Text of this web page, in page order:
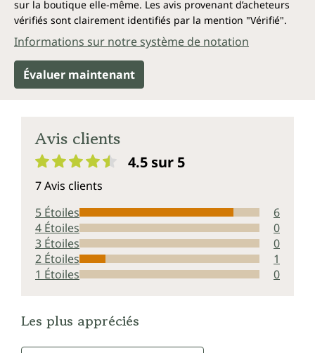
sur la boutique elle-même. Les avis provenant d’acheteurs
vérifiés sont clairement identifiés par la mention "Vérifié".
Informations sur notre système de notation
Évaluer maintenant
Avis clients
4.5 sur 5
7 Avis clients
5 Étoiles
6
4 Étoiles
0
3 Étoiles
0
2 Étoiles
1
1 Étoiles
0
Les plus appréciés